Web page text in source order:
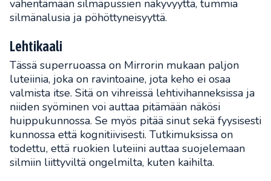
vähentämään silmäpussien näkyvyyttä, tummia
silmänalusia ja pöhöttyneisyyttä.
Lehtikaali
Tässä superruoassa on Mirrorin mukaan paljon
luteiinia, joka on ravintoaine, jota keho ei osaa
valmista itse. Sitä on vihreissä lehtivihanneksissa ja
niiden syöminen voi auttaa pitämään näkösi
huippukunnossa. Se myös pitää sinut sekä fyysisesti
kunnossa että kognitiivisesti. Tutkimuksissa on
todettu, että ruokien luteiini auttaa suojelemaan
silmiin liittyviltä ongelmilta, kuten kaihilta.